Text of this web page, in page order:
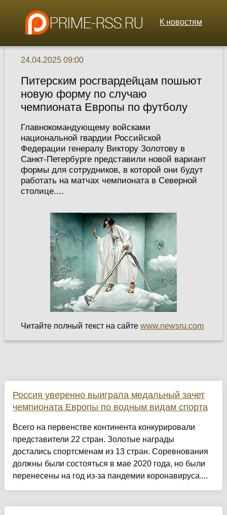
К новостям
24.04.2025 09:00
Питерским росгвардейцам пошьют
новую форму по случаю
чемпионата Европы по футболу
Главнокомандующему войсками
национальной гвардии Российской
Федерации генералу Виктору Золотову в
Санкт-Петербурге представили новой вариант
формы для сотрудников, в которой они будут
работать на матчах чемпионата в Северной
столице....
Читайте полный текст на сайте www.newsru.com
Россия уверенно выиграла медальный зачет
чемпионата Европы по водным видам спорта
Всего на первенстве континента конкурировали
представители 22 стран. Золотые награды
достались спортсменам из 13 стран. Соревнования
должны были состояться в мае 2020 года, но были
перенесены на год из-за пандемии коронавируса....